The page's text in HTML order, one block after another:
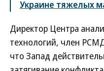
Украине тяжелых
Директор Центра
технологий, член
что Запад